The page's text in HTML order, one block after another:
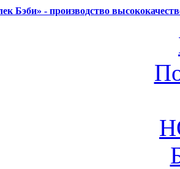
Бэби» - производство